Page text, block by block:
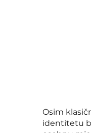
Osim
identitetu